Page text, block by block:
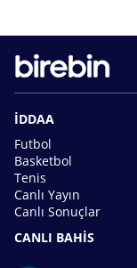
İDDAA
Futbol
Basketbol
Tenis
Canlı Yayın
Canlı Sonuçlar
CANLI BAHİS